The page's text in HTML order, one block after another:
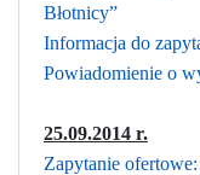
Błotnicy”
Informacja do
Powiadomienie o
25.09.2014 r.
Zapytanie ofertowe: